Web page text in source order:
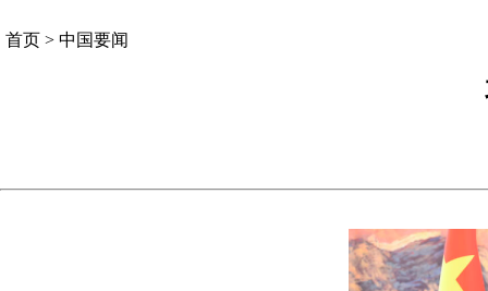
首页 > 中国要闻